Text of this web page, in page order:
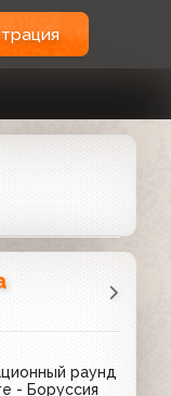
раунд
- Боруссия